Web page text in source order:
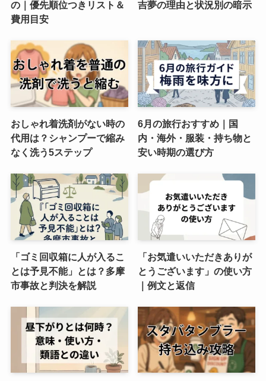
の｜優先順位つきリスト＆
費用目安
吉夢の理由と状況別の暗示
おしゃれ着洗剤がない時の
代用は？シャンプーで縮み
なく洗う5ステップ
6月の旅行おすすめ｜国
内・海外・服装・持ち物と
安い時期の選び方
「ゴミ回収箱に人が入るこ
とは予見不能」とは？多摩
市事故と判決を解説
「お気遣いいただきありが
とうございます」の使い方
｜例文と返信